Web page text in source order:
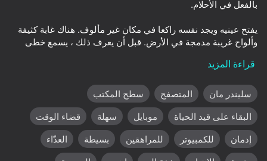
العب
No, I'm not a zombie
50
Draw Action
65
Fisher's Fear 2: Retribution
يفتح عينيه ويجد نفسه راكعا في مكان غير مألوف. هناك غابة كثيفة
وألواح غريبة مدمجة في الأرض. قبل أن يعرف ذلك ، يسمع خطى
وفقا للأسطورة ، إذا واجهت صفارة الإنذار ، يمكن حفظ تمثال ملاك
كل لعبة فريدة من نوعها بسبب العقبات والخلفيات التي تم إنشاؤها
قراءة المزيد
سليندر مان المتصفح
سطح المكتب
البقاء على قيد الحياة
موبايل سهلة
قضاء الوقت
إدمان
للكمبيوتر للمراهقين بسيطة
العدّاء